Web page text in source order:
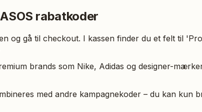
rabatkoder
og gå til checkout. I kassen finder du et felt til
brands som Nike, Adidas og designer-
med andre kampagnekoder – du kan kun